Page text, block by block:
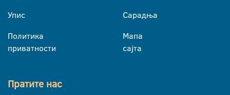
Упис
Политика
приватности
Сарадња
Мапа
сајта
Пратите нас